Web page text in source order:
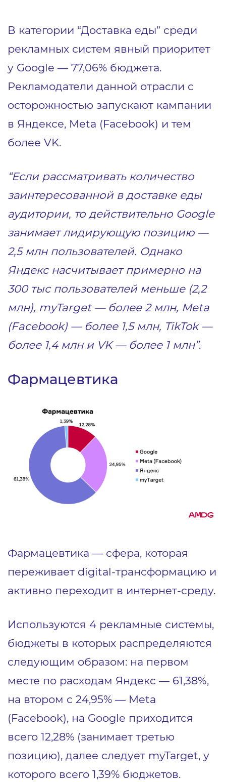
В категории “Доставка еды” среди
рекламных систем явный приоритет
у Google — 77,06% бюджета.
Рекламодатели данной отрасли с
осторожностью запускают кампании
в Яндексе, Meta (Facebook) и тем
более VK.
“Если рассматривать количество
заинтересованной в доставке еды
аудитории, то действительно Google
занимает лидирующую позицию —
2,5 млн пользователей. Однако
Яндекс насчитывает примерно на
300 тыс пользователей меньше (2,2
млн), myTarget — более 2 млн, Meta
(Facebook) — более 1,5 млн, TikTok —
более 1,4 млн и VK — более 1 млн”.
Фармацевтика
Фармацевтика — сфера, которая
переживает digital-трансформацию и
активно переходит в интернет-среду.
Используются 4 рекламные системы,
бюджеты в которых распределяются
следующим образом: на первом
месте по расходам Яндекс — 61,38%,
на втором с 24,95% — Meta
(Facebook), на Google приходится
всего 12,28% (занимает третью
позицию), далее следует myTarget, у
которого всего 1,39% бюджетов.